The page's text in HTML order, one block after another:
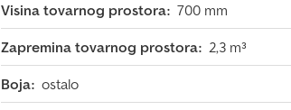
Visina tovarnog prostora: 700 mm
Zapremina tovarnog prostora: 2,3 m³
Boja: ostalo